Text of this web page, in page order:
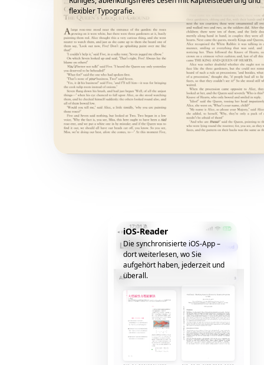
flexibler Typografie.
iOS-Reader
Die synchronisierte iOS-App –
dort weiterlesen, wo Sie
aufgehört haben, jederzeit und
überall.